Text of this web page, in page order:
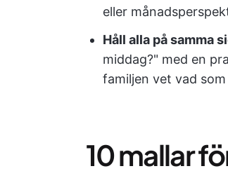
eller
Håll alla på samma
middag?" med en
familjen vet vad
10 mallar